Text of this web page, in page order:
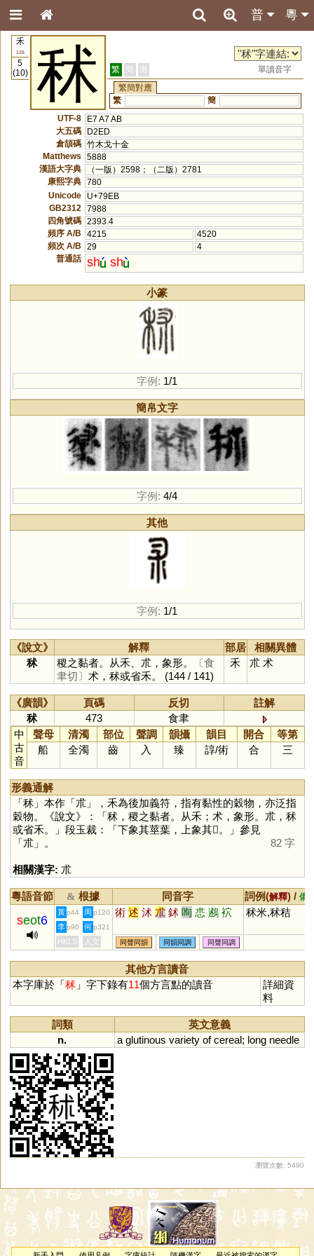
粵
普
禾
115
5
(10)
秫 繁 簡 港
單讀音字
繁簡對應
繁
簡
UTF-8
E7 A7 AB
大五碼
D2ED
倉頡碼 竹木戈十金
Matthews
5888
漢語大字典
（一版）2598；（二版）2781
康熙字典 780
Unicode
U+79EB
GB2312
7988
四角號碼 2393.4
頻序 A/B
4215
4520
頻次 A/B
29
4
普通話 sh sh
小篆
字例: 1/1
簡帛文字
字例: 4/4
其他
字例: 1/1
《說文》 解釋 部居
相關異體
秫
稷之黏者。从禾、朮，象形。
〔食
聿切〕 术，秫或省禾。 (144 / 141)
禾 朮 术
《廣韻》 頁碼 反切
註解
秫
473
食聿
中
古
音
聲母 清濁 部位 聲調 韻攝 韻目 開合
等第
船
全濁 齒 入 臻 諄/術 合 三
形義通解
「秫」本作「朮」，禾為後加義符，指有黏性的穀物，亦泛指
穀物。《說文》：「秫，稷之黏者。从禾；术，象形。朮，秫
或省禾。」段玉裁：「下象其莖葉，上象其𥝩。」參見
「朮」。 82 字
相關漢字: 朮
粵語音節 & 根據 同音字 詞例(解釋) / 備
seot6
黃 p44 周 p120 術 述 沭 朮 鉥 咰 怷 鶐 袕 秫米,秫秸
李 p90 何 p321
HKLS 人文 同聲同韻 同韻同調 同聲同調
其他方言讀音
本字庫於「秫」字下錄有11個方言點的讀音
詳細資
料
詞類
英文意義
n.
a glutinous variety of cereal; long needle
瀏覽次數: 5490